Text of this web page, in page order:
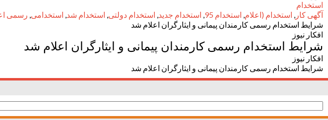
استخدام
آگهی کار , استخدام (اعلام, استخدام 95 , استخدام جدید, استخدام دولتی, استخدام شد, استخدامی, رسمی
شرایط استخدام رسمی کارمندان پیمانی و ایثارگران اعلام شد
افکار نیوز
شرایط استخدام رسمی کارمندان پیمانی و ایثارگران اعلام شد
افکار نیوز
شرایط استخدام رسمی کارمندان پیمانی و ایثارگران اعلام شد
جستجو
برای: